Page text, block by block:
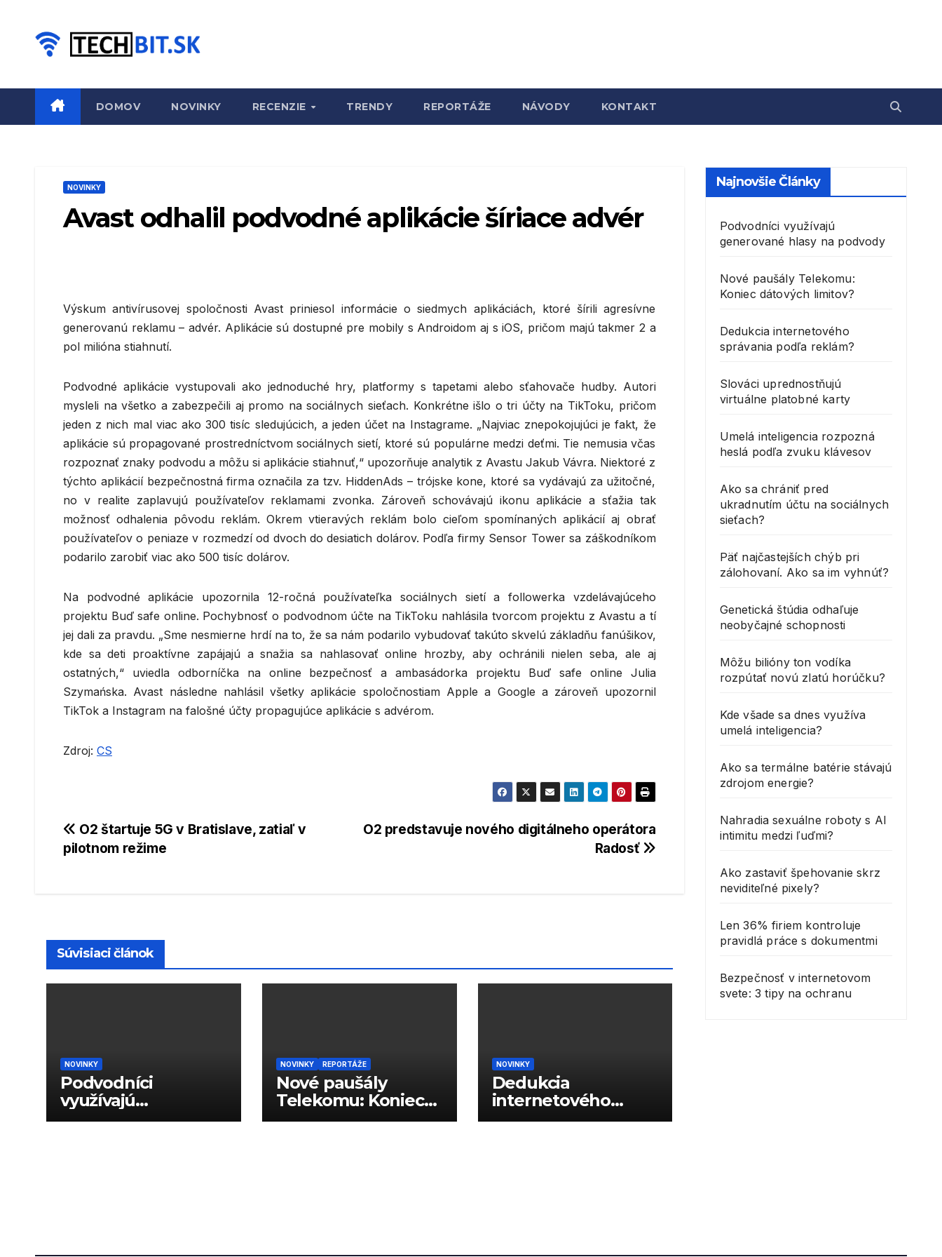
DOMOV NOVINKY RECENZIE TRENDY REPORTÁŽE NÁVODY KONTAKT
NOVINKY
Avast odhalil podvodné aplikácie šíriace advér
Výskum antivírusovej spoločnosti Avast priniesol informácie o siedmych aplikáciách, ktoré šírili agresívne
generovanú reklamu – advér. Aplikácie sú dostupné pre mobily s Androidom aj s iOS, pričom majú takmer 2 a
pol milióna stiahnutí.
Podvodné aplikácie vystupovali ako jednoduché hry, platformy s tapetami alebo sťahovače hudby. Autori
mysleli na všetko a zabezpečili aj promo na sociálnych sieťach. Konkrétne išlo o tri účty na TikToku, pričom
jeden z nich mal viac ako 300 tisíc sledujúcich, a jeden účet na Instagrame. „Najviac znepokojujúci je fakt, že
aplikácie sú propagované prostredníctvom sociálnych sietí, ktoré sú populárne medzi deťmi. Tie nemusia včas
rozpoznať znaky podvodu a môžu si aplikácie stiahnuť,“ upozorňuje analytik z Avastu Jakub Vávra. Niektoré z
týchto aplikácií bezpečnostná firma označila za tzv. HiddenAds – trójske kone, ktoré sa vydávajú za užitočné,
no v realite zaplavujú používateľov reklamami zvonka. Zároveň schovávajú ikonu aplikácie a sťažia tak
možnosť odhalenia pôvodu reklám. Okrem vtieravých reklám bolo cieľom spomínaných aplikácií aj obrať
používateľov o peniaze v rozmedzí od dvoch do desiatich dolárov. Podľa firmy Sensor Tower sa záškodníkom
podarilo zarobiť viac ako 500 tisíc dolárov.
Na podvodné aplikácie upozornila 12-ročná používateľka sociálnych sietí a followerka vzdelávajúceho
projektu Buď safe online. Pochybnosť o podvodnom účte na TikToku nahlásila tvorcom projektu z Avastu a tí
jej dali za pravdu. „Sme nesmierne hrdí na to, že sa nám podarilo vybudovať takúto skvelú základňu fanúšikov,
kde sa deti proaktívne zapájajú a snažia sa nahlasovať online hrozby, aby ochránili nielen seba, ale aj
ostatných,“ uviedla odborníčka na online bezpečnosť a ambasádorka projektu Buď safe online Julia
Szymańska. Avast následne nahlásil všetky aplikácie spoločnostiam Apple a Google a zároveň upozornil
TikTok a Instagram na falošné účty propagujúce aplikácie s advérom.
Zdroj: CS
Navigácia
v
O2 predstavuje nového digitálneho operátora
Radosť
O2 štartuje 5G v Bratislave, zatiaľ v
pilotnom režime
Súvisiaci článok
NOVINKY
Podvodníci
využívajú
generované hlasy
NOVINKY REPORTÁŽE
Nové paušály
Telekomu: Koniec
dátových limitov?
NOVINKY
Dedukcia
internetového
správania podľa
Najnovšie Články
Podvodníci využívajú
generované hlasy na podvody
Nové paušály Telekomu:
Koniec dátových limitov?
Dedukcia internetového
správania podľa reklám?
Slováci uprednostňujú
virtuálne platobné karty
Umelá inteligencia rozpozná
heslá podľa zvuku klávesov
Ako sa chrániť pred
ukradnutím účtu na sociálnych
sieťach?
Päť najčastejších chýb pri
zálohovaní. Ako sa im vyhnúť?
Genetická štúdia odhaľuje
neobyčajné schopnosti
Môžu bilióny ton vodíka
rozpútať novú zlatú horúčku?
Kde všade sa dnes využíva
umelá inteligencia?
Ako sa termálne batérie stávajú
zdrojom energie?
Nahradia sexuálne roboty s AI
intimitu medzi ľuďmi?
Ako zastaviť špehovanie skrz
neviditeľné pixely?
Len 36% firiem kontroluje
pravidlá práce s dokumentmi
Bezpečnosť v internetovom
svete: 3 tipy na ochranu